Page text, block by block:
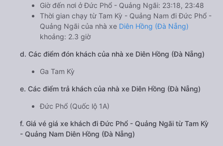
Giờ đến nơi ở Đức Phổ - Quảng Ngãi: 23:18, 23:48
Thời gian chạy từ Tam Kỳ - Quảng Nam đi Đức Phổ -
Quảng Ngãi của nhà xe Diên Hồng (Đà Nẵng)
khoảng: 2.3 giờ
d. Các điểm đón khách của nhà xe Diên Hồng (Đà Nẵng)
Ga Tam Kỳ
e. Các điểm trả khách của nhà xe Diên Hồng (Đà Nẵng)
Đức Phổ (Quốc lộ 1A)
f. Giá vé giá xe khách đi Đức Phổ - Quảng Ngãi từ Tam Kỳ
- Quảng Nam Diên Hồng (Đà Nẵng)